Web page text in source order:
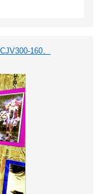
160、